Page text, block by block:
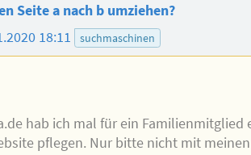
Seite a nach b umziehen?
18:11 suchmaschinen
hab ich mal für ein
pflegen. Nur bitte nicht mit